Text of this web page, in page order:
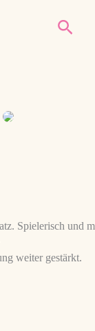
Spielerisch und
weiter gestärkt.